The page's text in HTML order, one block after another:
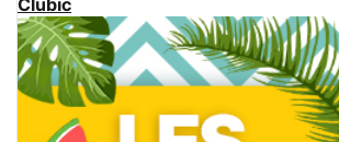
Clubic